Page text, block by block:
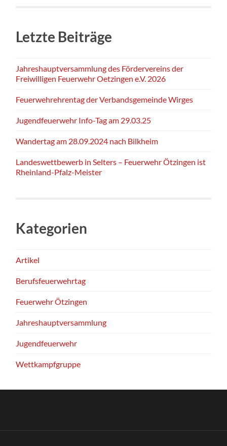
Letzte Beiträge
Jahreshauptversammlung des Fördervereins der
Freiwilligen Feuerwehr Oetzingen e.V. 2026
Feuerwehrehrentag der Verbandsgemeinde Wirges
Jugendfeuerwehr Info-Tag am 29.03.25
Wandertag am 28.09.2024 nach Bilkheim
Landeswettbewerb in Selters – Feuerwehr Ötzingen ist
Rheinland-Pfalz-Meister
Kategorien
Artikel
Berufsfeuerwehrtag
Feuerwehr Ötzingen
Jahreshauptversammlung
Jugendfeuerwehr
Wettkampfgruppe